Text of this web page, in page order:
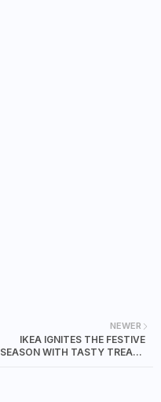
NEWER
IKEA IGNITES THE FESTIVE
SEASON WITH TASTY TREATS